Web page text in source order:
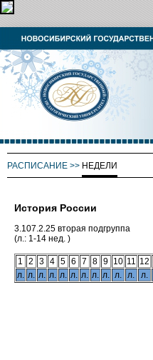
РАСПИСАНИЕ >> НЕДЕЛИ
История России
3.107.2.25 вторая подгруппа
(л.: 1-14 нед. )
1 2 3 4 5 6 7 8 9 10 11 12
л. л. л. л. л. л. л. л. л. л. л. л.